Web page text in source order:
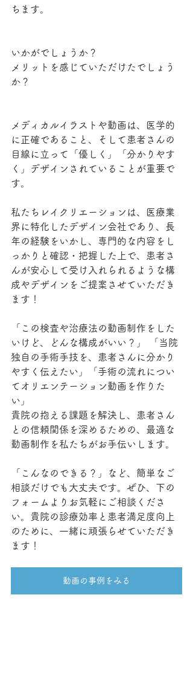
ちます。
いかがでしょうか？
メリットを感じていただけたでしょう
か？
メディカルイラストや動画は、医学的
に正確であること、そして患者さんの
目線に立って「優しく」「分かりやす
く」デザインされていることが重要で
す。
私たちレイクリエーションは、医療業
界に特化したデザイン会社であり、長
年の経験をいかし、専門的な内容をし
っかりと確認・把握した上で、患者さ
んが安心して受け入れられるような構
成やデザインをご提案させていただき
ます！
「この検査や治療法の動画制作をした
いけど、どんな構成がいい？」 「当院
独自の手術手技を、患者さんに分かり
やすく伝えたい」「手術の流れについ
てオリエンテーション動画を作りた
い」
貴院の抱える課題を解決し、患者さん
との信頼関係を深めるための、最適な
動画制作を私たちがお手伝いします。
「こんなのできる？」など、簡単なご
相談だけでも大丈夫です。ぜひ、下の
フォームよりお気軽にご相談くださ
い。貴院の診療効率と患者満足度向上
のために、一緒に頑張らせていただき
ます！
動画の事例をみる